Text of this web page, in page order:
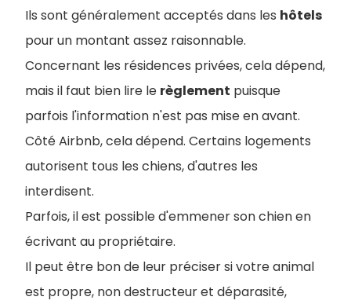
Ils sont généralement acceptés dans les hôtels
pour un montant assez raisonnable.
Concernant les résidences privées, cela dépend,
mais il faut bien lire le règlement puisque
parfois l'information n'est pas mise en avant.
Côté Airbnb, cela dépend. Certains logements
autorisent tous les chiens, d'autres les
interdisent.
Parfois, il est possible d'emmener son chien en
écrivant au propriétaire.
Il peut être bon de leur préciser si votre animal
est propre, non destructeur et déparasité,